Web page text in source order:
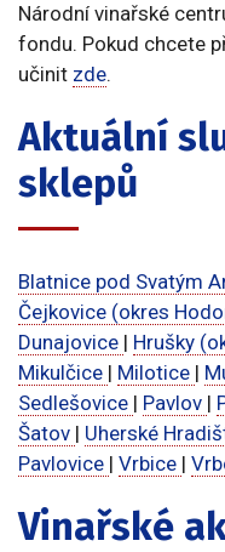
Národní vinařské
fondu. Pokud chcete
učinit zde.
Aktuální
sklepů
Blatnice pod Svatým
Čejkovice (okres
Dunajovice | Hrušky
Mikulčice | Milotice |
Sedlešovice | Pavlov |
Šatov | Uherské
Pavlovice | Vrbice |
Vinařské